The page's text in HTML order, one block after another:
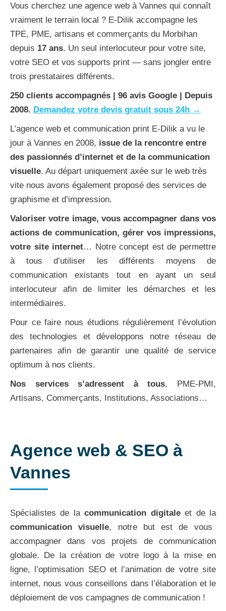
Vous cherchez une agence web à Vannes qui connaît
vraiment le terrain local ? E-Dilik accompagne les
TPE, PME, artisans et commerçants du Morbihan
depuis 17 ans. Un seul interlocuteur pour votre site,
votre SEO et vos supports print — sans jongler entre
trois prestataires différents.
250 clients accompagnés | 96 avis Google | Depuis
2008. Demandez votre devis gratuit sous 24h →
L’agence web et communication print E-Dilik a vu le
jour à Vannes en 2008, issue de la rencontre entre
des passionnés d’internet et de la communication
visuelle. Au départ uniquement axée sur le web très
vite nous avons également proposé des services de
graphisme et d’impression.
Valoriser votre image, vous accompagner dans vos
actions de communication, gérer vos impressions,
votre site internet… Notre concept est de permettre
à tous d’utiliser les différents moyens de
communication existants tout en ayant un seul
interlocuteur afin de limiter les démarches et les
intermédiaires.
Pour ce faire nous étudions régulièrement l’évolution
des technologies et développons notre réseau de
partenaires afin de garantir une qualité de service
optimum à nos clients.
Nos services s’adressent à tous, PME-PMI,
Artisans, Commerçants, Institutions, Associations…
Agence web & SEO à
Vannes
Spécialistes de lacommunication digitaleet de la
communication visuelle, notre but est de vous
accompagner dans vos projets de communication
globale. De la création de votre logo à la mise en
ligne, l’optimisation SEO et l’animation de votre site
internet, nous vous conseillons dans l’élaboration et le
déploiement de vos campagnes de communication !